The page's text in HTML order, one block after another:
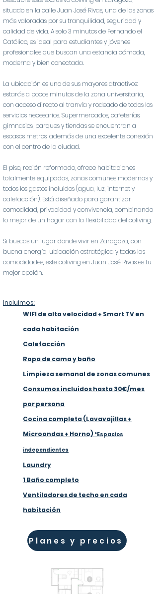
situado en la calle Juan José Rivas, una de las zonas
más valoradas por su tranquilidad, seguridad y
calidad de vida. A solo 3 minutos de Fernando el
Católico, es ideal para estudiantes y jóvenes
profesionales que buscan una estancia cómoda,
moderna y bien conectada.
La ubicación es uno de sus mayores atractivos:
estarás a pocos minutos de la zona universitaria,
con acceso directo al tranvía y rodeado de todos los
servicios necesarios. Supermercados, cafeterías,
gimnasios, parques y tiendas se encuentran a
escasos metros, además de una excelente conexión
con el centro de la ciudad.
El piso, recién reformado, ofrece habitaciones
totalmente equipadas, zonas comunes modernas y
todos los gastos incluidos (agua, luz, internet y
calefacción). Está diseñado para garantizar
comodidad, privacidad y convivencia, combinando
lo mejor de un hogar con la flexibilidad del coliving.
Si buscas un lugar donde vivir en Zaragoza, con
buena energía, ubicación estratégica y todas las
comodidades, este coliving en Juan José Rivas es tu
mejor opción.
Incluimos:
WIFI de alta velocidad + Smart TV en
cada habitación
Calefacción
Ropa de cama y baño
Limpieza semanal de zonas comunes
Consumos incluidos hasta 30€/mes
por persona
Cocina completa (Lavavajillas +
Microondas + Horno) *Espacios
independientes
Laundry
1 Baño completo
Ventiladores de techo en cada
habitación
Planes y precios